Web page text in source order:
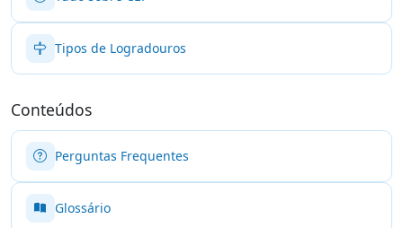
Tipos de Logradouros
Conteúdos
Perguntas Frequentes
Glossário